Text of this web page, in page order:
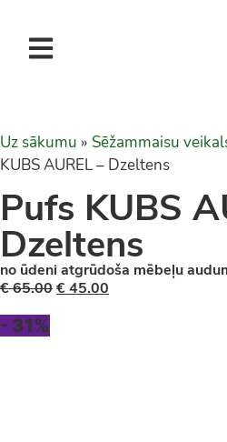
Uz sākumu » Sēžammaisu
KUBS AUREL – Dzeltens
Pufs KUBS
Dzeltens
no ūdeni atgrūdoša mēbeļu
€65.00€45.00
- 31%